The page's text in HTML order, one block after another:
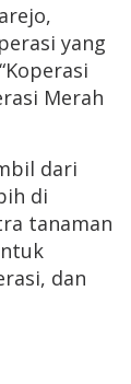
yang
Merah
dari
di
tanaman
dan